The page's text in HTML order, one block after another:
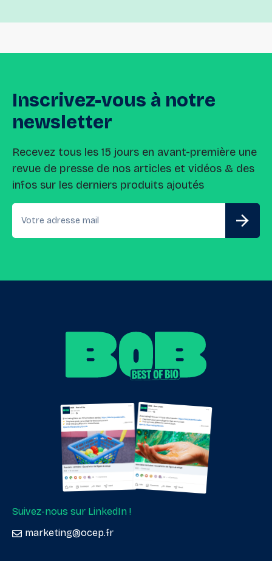
Inscrivez-vous à notre
newsletter
Recevez tous les 15 jours en avant-première une
revue de presse de nos articles et vidéos & des
infos sur les derniers produits ajoutés
Suivez-nous sur LinkedIn !
marketing@ocep.fr